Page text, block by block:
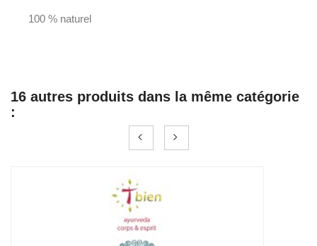
100 % naturel
16 autres produits dans la même catégorie
: